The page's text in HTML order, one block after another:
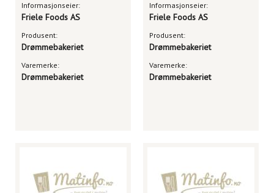
Informasjonseier:
Friele Foods AS
Produsent:
Drømmebakeriet
Varemerke:
Drømmebakeriet
Informasjonseier:
Friele Foods AS
Produsent:
Drømmebakeriet
Varemerke:
Drømmebakeriet